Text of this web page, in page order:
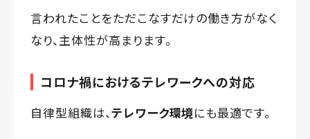
言われたことをただこなすだけの働き方がなく
なり、主体性が高まります。
コロナ禍におけるテレワークへの対応
自律型組織は、テレワーク環境にも最適です。